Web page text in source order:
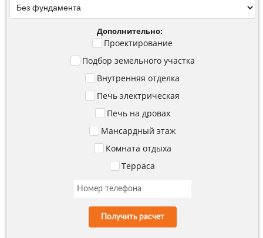
Дополнительно:
Проектирование
Подбор земельного участка
Внутренняя отделка
Печь электрическая
Печь на дровах
Мансардный этаж
Комната отдыха
Терраса
Получить расчет